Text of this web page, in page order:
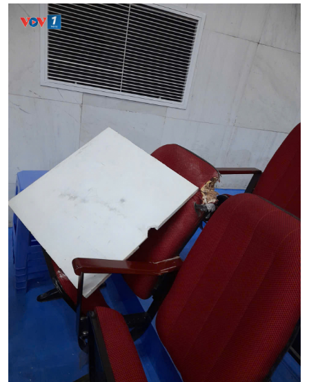
Chính trị
Tin Chính trị
Chính phủ với người dân
Quốc hội với cử tri
Xây dựng đảng
Đảng trong cuộc sống
Nhận diện sự thật
Pháp luật và đời sống
Thế giới
Tin thế giới
Vấn đề quốc tế
Hồ sơ sự kiện quốc tế
Thế giới & Việt Nam
Biên cương - Một dải vững
bền